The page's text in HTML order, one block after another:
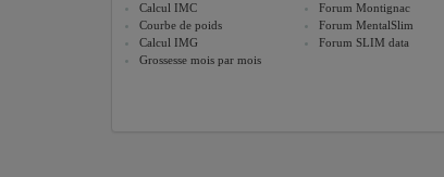
Calcul IMC
Courbe de poids
Calcul IMG
Grossesse mois par mois
Forum Montignac
Forum MentalSlim
Forum SLIM data